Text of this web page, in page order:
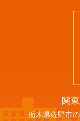
関
栃木県佐野市